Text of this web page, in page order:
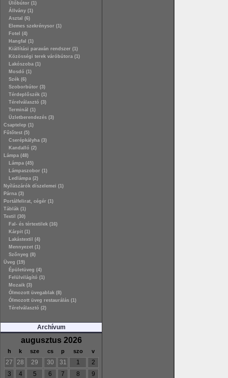
Ülőbútor (1)
Állvány (1)
Asztal (6)
Elemes szekrénysor (1)
Fotel (4)
Hangfal (1)
Kiállítási paraván rendszer (1)
Közösségi terek váróbútora (1)
Lakószoba (1)
Mosdó (1)
Szék (6)
Szoborbútor (3)
Térdeplőszék (1)
Térelválasztó (3)
Terminál (1)
Üzletberendezés (3)
Csaptelep (1)
Fűtőtest (5)
Cserépkályha (3)
Kandalló (2)
Lámpa (48)
Lámpa (45)
Lámpaszobor (1)
Ledlámpa (2)
Nyílászárók díszelemei (1)
Párna (3)
Portálfelirat, cégér (1)
Táblák (1)
Textil (30)
Fal- és tértextilek (16)
Kárpit (1)
Lakástextil (4)
Mennyezet (1)
Szőnyeg (8)
Üveg (19)
Épületüveg (4)
Felülvilágító (1)
Mozaik (3)
Ólmozott üvegablak (8)
Ólmozott üveg restaurálás (1)
Térelválasztó (2)
Archívum
augusztus 2026
h k sze cs p szo v
27 28 29 30 31 1
2
3
4 5 6 7 8
9